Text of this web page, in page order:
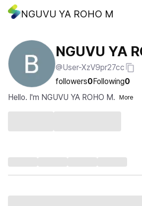
NGUVU YA ROHO M
@User-XzV9pr27cc
followers0Following0
Hello. I'm NGUVU YA ROHO M.
More